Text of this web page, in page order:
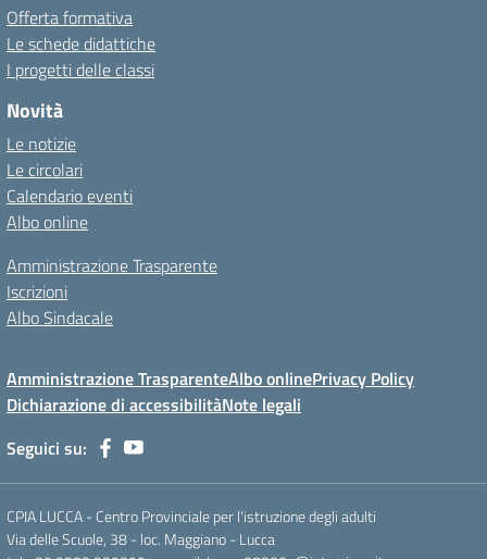
Offerta formativa
Le schede didattiche
I progetti delle classi
Novità
Le notizie
Le circolari
Calendario eventi
Albo online
Amministrazione Trasparente
Iscrizioni
Albo Sindacale
Amministrazione TrasparenteAlbo onlinePrivacy Policy
Dichiarazione di accessibilitàNote legali
Seguici su:
CPIA LUCCA - Centro Provinciale per l'istruzione degli adulti
Via delle Scuole, 38 - loc. Maggiano - Lucca